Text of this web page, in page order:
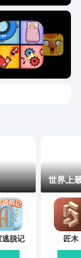
逃脱记
世界上
匠木